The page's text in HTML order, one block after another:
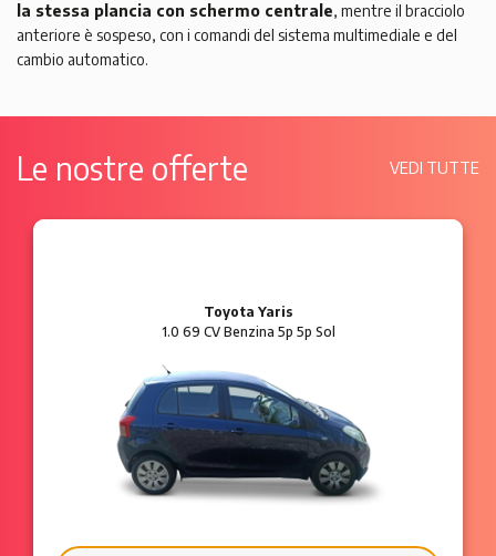
la stessa plancia con schermo centrale, mentre il bracciolo
anteriore è sospeso, con i comandi del sistema multimediale e del
cambio automatico.
Le nostre offerte VEDI TUTTE
Ford Ka
1.2 8V 69 CV Benzina 3p Plus